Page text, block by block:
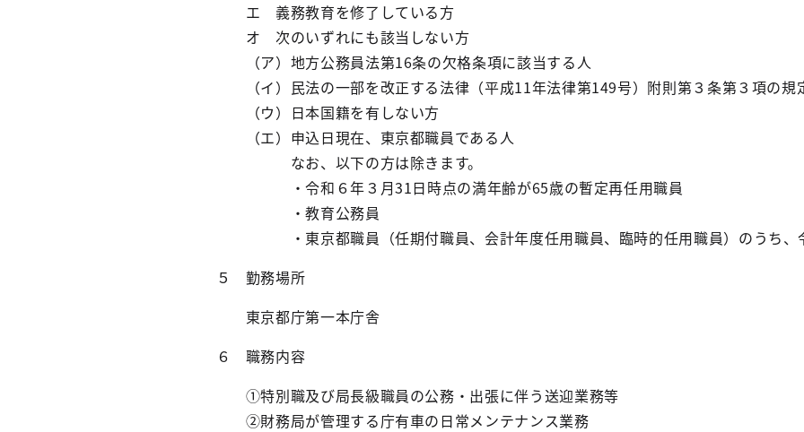
エ 義務教育を修了している方
オ 次のいずれにも該当しない方
（ア）地方公務員法第16条の欠格条項に該当する人
（イ）民法の一部を改正する法律（平成11年法律第149号）附則第３条第３項の規
（ウ）日本国籍を有しない方
（エ）申込日現在、東京都職員である人
なお、以下の方は除きます。
・令和６年３月31日時点の満年齢が65歳の暫定再任用職員
・教育公務員
・東京都職員（任期付職員、会計年度任用職員、臨時的任用職員）のうち、令
５ 勤務場所
東京都庁第一本庁舎
６ 職務内容
①特別職及び局長級職員の公務・出張に伴う送迎業務等
②財務局が管理する庁有車の日常メンテナンス業務